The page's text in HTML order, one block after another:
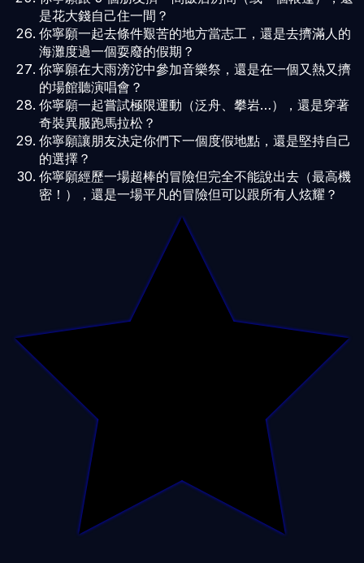
是花大錢自己住一間？
你寧願一起去條件艱苦的地方當志工，還是去擠滿人的
海灘度過一個耍廢的假期？
你寧願在大雨滂沱中參加音樂祭，還是在一個又熱又擠
的場館聽演唱會？
你寧願一起嘗試極限運動（泛舟、攀岩…），還是穿著
奇裝異服跑馬拉松？
你寧願讓朋友決定你們下一個度假地點，還是堅持自己
的選擇？
你寧願經歷一場超棒的冒險但完全不能說出去（最高機
密！），還是一場平凡的冒險但可以跟所有人炫耀？